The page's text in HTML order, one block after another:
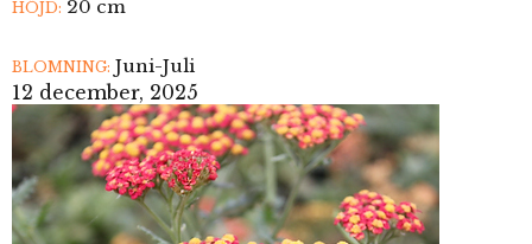
HÖJD: 20 cm
BLOMNING: Juni-Juli
12 december, 2025